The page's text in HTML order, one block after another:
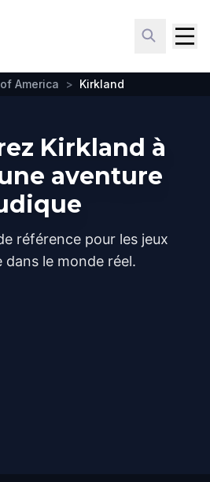
America > Kirkland
Kirkland à
aventure
référence pour les jeux
dans le monde réel.